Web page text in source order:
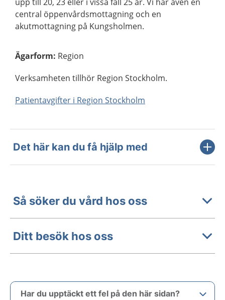
central öppenvårdsmottagning och en
akutmottagning på Kungsholmen.
Ägarform: Region
Verksamheten tillhör Region Stockholm.
Patientavgifter i Region Stockholm
Det här kan du få hjälp med
Så söker du vård hos oss
Ditt besök hos oss
Har du upptäckt ett fel på den här sidan?